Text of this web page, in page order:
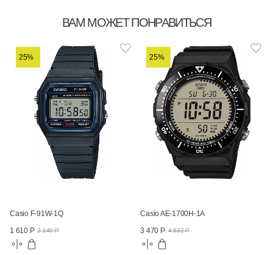
ВАМ МОЖЕТ ПОНРАВИТЬСЯ
25%
Casio F-91W-1Q
1 610 Р 2 140 Р
25%
Casio AE-1700H-1A
3 470 Р 4 632 Р